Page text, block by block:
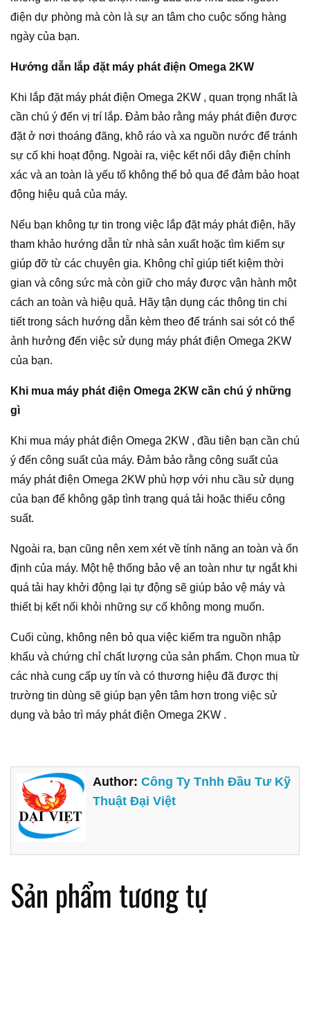
điện dự phòng mà còn là sự an tâm cho cuộc sống hàng
ngày của bạn.
Hướng dẫn lắp đặt máy phát điện Omega 2KW
Khi lắp đặt máy phát điện Omega 2KW , quan trọng nhất là
cần chú ý đến vị trí lắp. Đảm bảo rằng máy phát điện được
đặt ở nơi thoáng đãng, khô ráo và xa nguồn nước để tránh
sự cố khi hoạt động. Ngoài ra, việc kết nối dây điện chính
xác và an toàn là yếu tố không thể bỏ qua để đảm bảo hoạt
động hiệu quả của máy.
Nếu bạn không tự tin trong việc lắp đặt máy phát điện, hãy
tham khảo hướng dẫn từ nhà sản xuất hoặc tìm kiếm sự
giúp đỡ từ các chuyên gia. Không chỉ giúp tiết kiệm thời
gian và công sức mà còn giữ cho máy được vận hành một
cách an toàn và hiệu quả. Hãy tận dụng các thông tin chi
tiết trong sách hướng dẫn kèm theo để tránh sai sót có thể
ảnh hưởng đến việc sử dụng máy phát điện Omega 2KW
của bạn.
Khi mua máy phát điện Omega 2KW cần chú ý những
gì
Khi mua máy phát điện Omega 2KW , đầu tiên bạn cần chú
ý đến công suất của máy. Đảm bảo rằng công suất của
máy phát điện Omega 2KW phù hợp với nhu cầu sử dụng
của bạn để không gặp tình trạng quá tải hoặc thiếu công
suất.
Ngoài ra, bạn cũng nên xem xét về tính năng an toàn và ổn
định của máy. Một hệ thống bảo vệ an toàn như tự ngắt khi
quá tải hay khởi động lại tự động sẽ giúp bảo vệ máy và
thiết bị kết nối khỏi những sự cố không mong muốn.
Cuối cùng, không nên bỏ qua việc kiểm tra nguồn nhập
khẩu và chứng chỉ chất lượng của sản phẩm. Chọn mua từ
các nhà cung cấp uy tín và có thương hiệu đã được thị
trường tin dùng sẽ giúp bạn yên tâm hơn trong việc sử
dụng và bảo trì máy phát điện Omega 2KW .
Author:Công Ty Tnhh Đầu Tư Kỹ
Thuật Đại Việt
Sản phẩm tương tự